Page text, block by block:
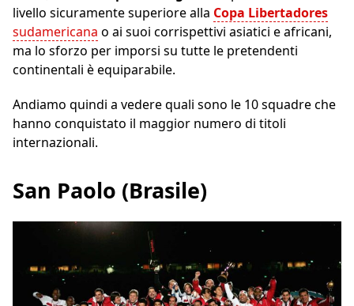
livello sicuramente superiore alla Copa Libertadores
sudamericana o ai suoi corrispettivi asiatici e africani,
ma lo sforzo per imporsi su tutte le pretendenti
continentali è equiparabile.
Andiamo quindi a vedere quali sono le 10 squadre che
hanno conquistato il maggior numero di titoli
internazionali.
San Paolo (Brasile)